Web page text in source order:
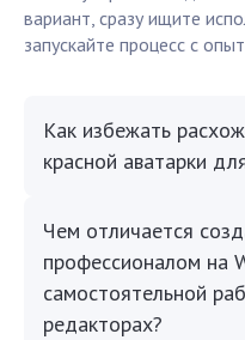
вариант, сразу ищите
запускайте процесс с
Как избежать
красной аватарки
Чем отличается
профессионалом на
самостоятельной
редакторах?